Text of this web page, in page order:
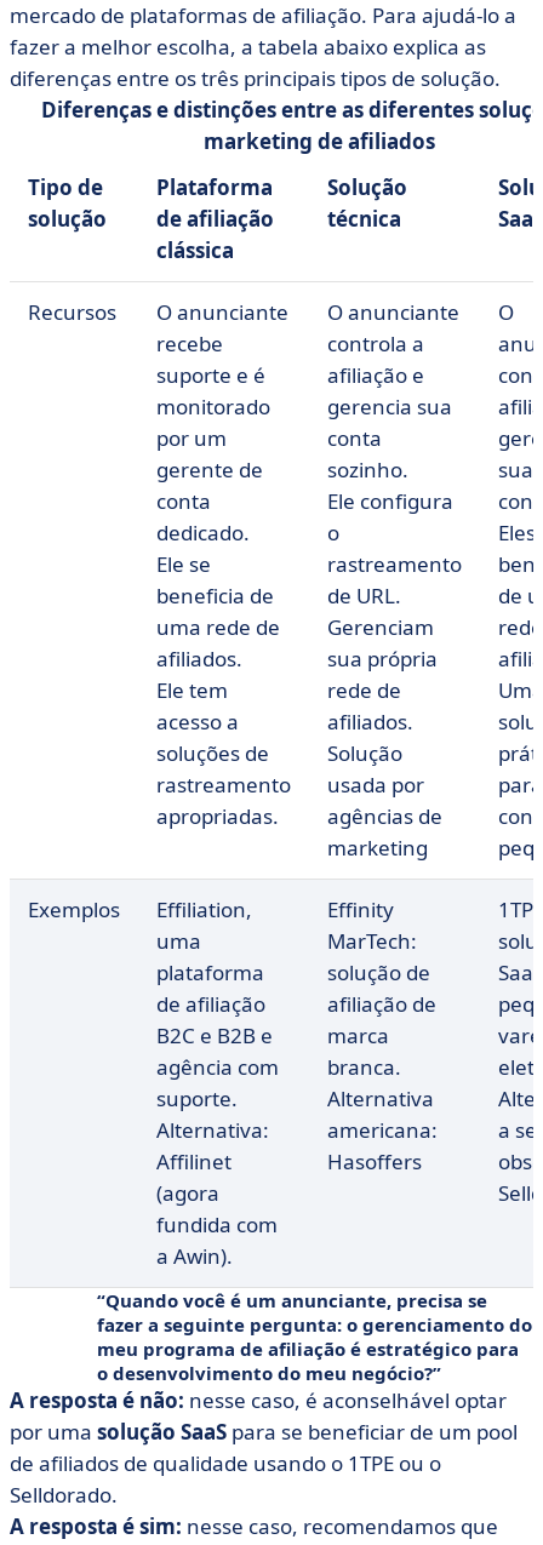
mercado de plataformas de afiliação. Para ajudá-lo a
fazer a melhor escolha, a tabela abaixo explica as
diferenças entre os três principais tipos de solução.
Diferenças e distinções entre as diferentes
marketing de afiliados
Tipo de
solução
Plataforma
de afiliação
clássica
Solução
técnica
SaaS
Recursos
O anunciante
recebe
suporte e é
monitorado
por um
gerente de
conta
dedicado.
Ele se
beneficia de
uma rede de
afiliados.
Ele tem
acesso a
soluções de
rastreamento
apropriadas.
O anunciante
controla a
afiliação e
gerencia sua
conta
sozinho.
Ele configura
o
rastreamento
de URL.
Gerenciam
sua própria
rede de
afiliados.
Solução
usada por
agências de
marketing
O
sua
Eles
de
Uma
para
Exemplos
Effiliation,
uma
plataforma
de afiliação
B2C e B2B e
agência com
suporte.
Alternativa:
Affilinet
(agora
fundida com
a Awin).
Effinity
MarTech:
solução de
afiliação de
marca
branca.
Alternativa
americana:
Hasoffers
a
Quando você é um anunciante, precisa se
fazer a seguinte pergunta: o gerenciamento do
meu programa de afiliação é estratégico para
o desenvolvimento do meu negócio?
A resposta é não: nesse caso, é aconselhável optar
por uma solução SaaS para se beneficiar de um pool
de afiliados de qualidade usando o 1TPE ou o
Selldorado.
A resposta é sim: nesse caso, recomendamos que